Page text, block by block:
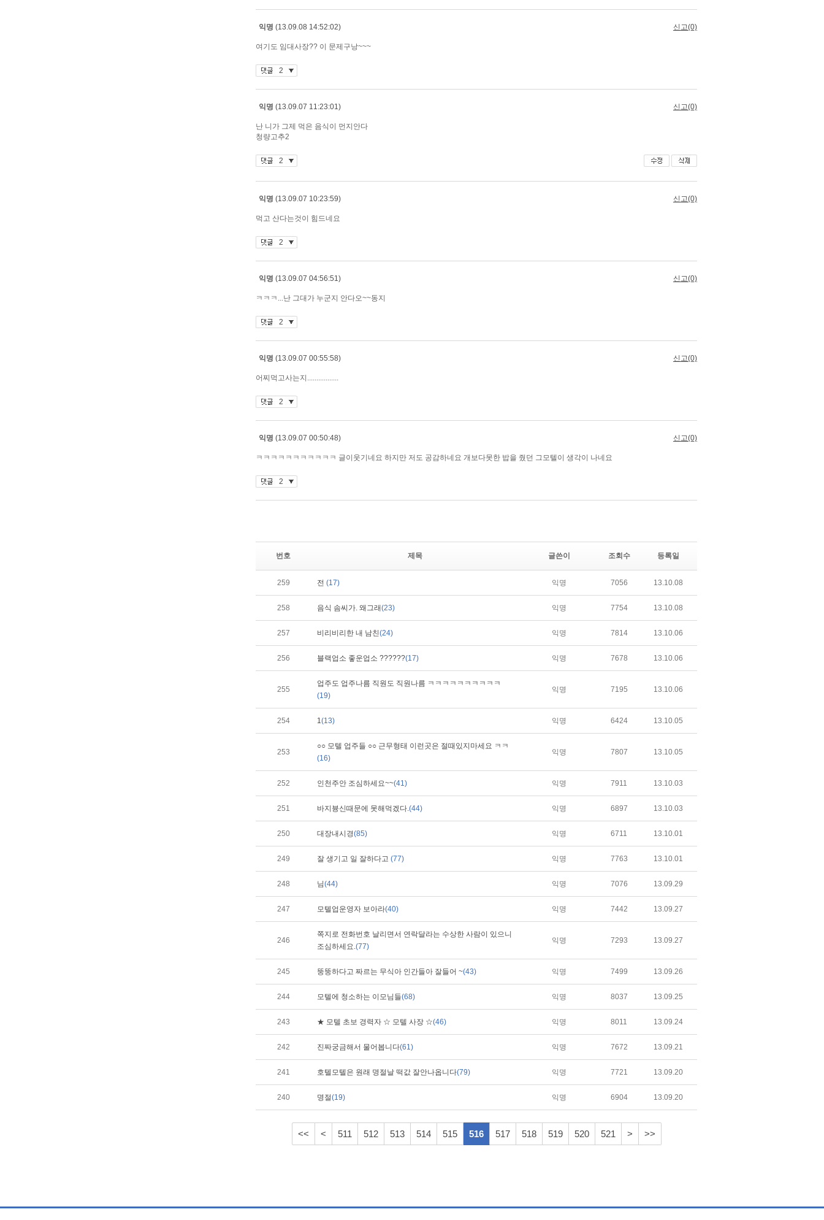
번호 제목 글쓴이 조회수 등록일
259 전 (17) 익명 7056 13.10.08
258 음식 솜씨가. 왜그래(23) 익명 7754 13.10.08
257 비리비리한 내 남친(24) 익명 7814 13.10.06
256 블랙업소 좋운업소 ??????(17) 익명 7678 13.10.06
255
업주도 업주나름 직원도 직원나름 ㅋㅋㅋㅋㅋㅋㅋㅋㅋㅋ
(19)
익명 7195 13.10.06
254 1(13) 익명 6424 13.10.05
253
○○ 모텔 업주들 ○○ 근무형태 이런곳은 절때있지마세요 ㅋㅋ
(16)
익명 7807 13.10.05
252 인천주안 조심하세요~~(41) 익명 7911 13.10.03
251 바지븅신때문에 못해먹겠다.(44) 익명 6897 13.10.03
250 대장내시경(85) 익명 6711 13.10.01
249 잘 생기고 일 잘하다고 (77) 익명 7763 13.10.01
248 님(44) 익명 7076 13.09.29
247 모텔업운영자 보아라(40) 익명 7442 13.09.27
246
쪽지로 전화번호 날리면서 연락달라는 수상한 사람이 있으니
조심하세요.(77)
익명 7293 13.09.27
245 뚱뚱하다고 짜르는 무식아 인간들아 잘들어 ~(43) 익명 7499 13.09.26
244 모텔에 청소하는 이모님들(68) 익명 8037 13.09.25
243 ★ 모텔 초보 경력자 ☆ 모텔 사장 ☆(46) 익명 8011 13.09.24
242 진짜궁금해서 물어봅니다(61) 익명 7672 13.09.21
241 호텔모텔은 원래 명절날 떡값 잘안나옵니다(79) 익명 7721 13.09.20
240 명절(19) 익명 6904 13.09.20
<< < 511 512 513 514 515 516 517 518 519 520 521 > >>